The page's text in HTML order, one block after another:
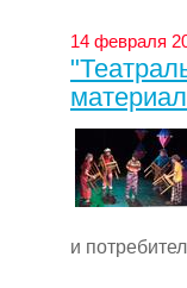
14 февраля
и